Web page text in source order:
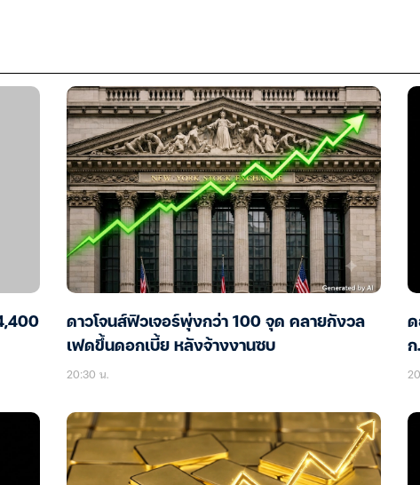
ดาวโจนส์ฟิวเจอร์พุ่งกว่า 100 จุด คลายกังวล
เฟดขึ้นดอกเบี้ย หลังจ้างงานซบ
20:30 น.
ด
ก